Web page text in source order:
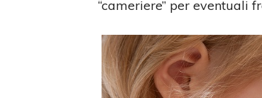
“cameriere” per eventuali